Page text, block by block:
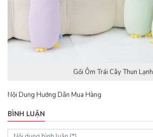
Gối Ôm Trái Cây Thun Lạnh
Nội Dung Hướng Dẫn Mua Hàng
BÌNH LUẬN